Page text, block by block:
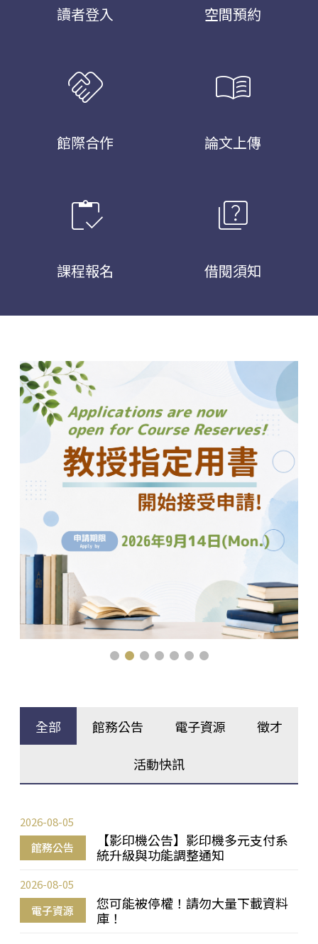
讀者登入 空間預約
handshake
館際合作
menu_book
論文上傳
inventory
課程報名
quiz
借閱須知
全部 館務公告 電子資源 徵才
活動快訊
館務公告
【影印機公告】影印機多元支付系
統升級與功能調整通知
2026-08-05
電子資源
您可能被停權！請勿大量下載資料
庫！
2026-08-05